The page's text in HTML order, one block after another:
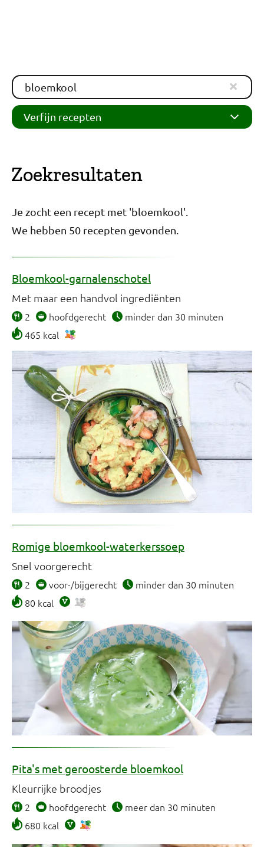
Verfijn recepten
Zoekresultaten
Je zocht een recept met 'bloemkool'.
We hebben 50 recepten gevonden.
Bloemkool-garnalenschotel
Met maar een handvol ingrediënten
2 hoofdgerecht
minder dan 30 minuten
465 kcal
Romige bloemkool-waterkerssoep
Snel voorgerecht
2 voor-/bijgerecht
minder dan 30 minuten
80 kcal
Pita's met geroosterde bloemkool
Kleurrijke broodjes
2 hoofdgerecht
meer dan 30 minuten
680 kcal